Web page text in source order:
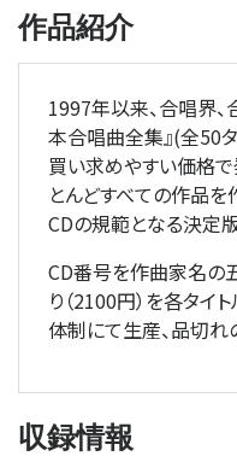
作品紹介
1997年以来、合唱界、
本合唱曲全集』(全50
買い求めやすい価格
とんどすべての作品
CDの規範となる決定版
CD番号を作曲家名の
り（2100円）を各タイ
体制にて生産、品切れ
収録情報